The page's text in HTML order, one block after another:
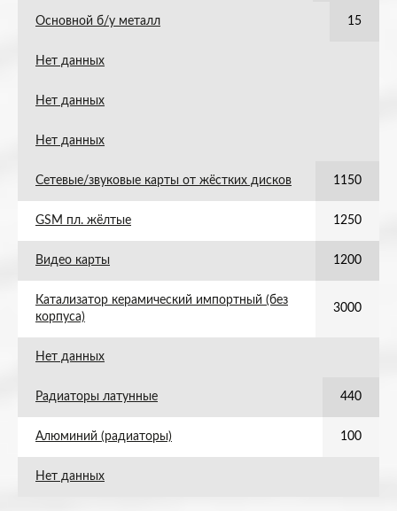
Основной б/у металл 15
Нет данных
Нет данных
Нет данных
Сетевые/звуковые карты от жёстких дисков 1150
GSM пл. жёлтые 1250
Видео карты 1200
Катализатор керамический импортный (без
корпуса)
3000
Нет данных
Радиаторы латунные 440
Алюминий (радиаторы) 100
Нет данных